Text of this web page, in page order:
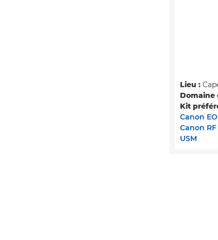
Lieu :
Domaine
Kit
Canon
Canon
USM